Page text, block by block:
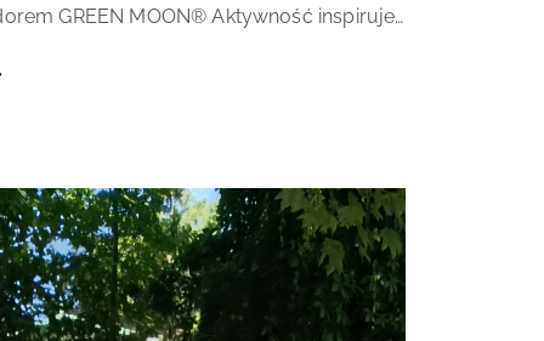
GREEN MOON® Aktywność inspiruje.
to marka naturalnych kosmetyków...